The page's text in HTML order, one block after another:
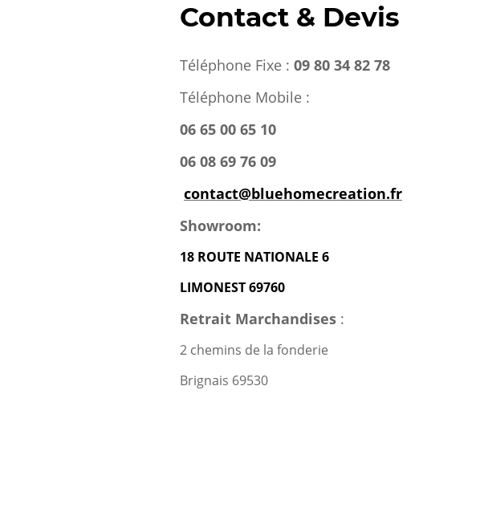
Contact & Devis
Téléphone Fixe : 09 80 34 82 78
Téléphone Mobile :
06 65 00 65 10
06 08 69 76 09
contact@bluehomecreation.fr
Showroom:
18 ROUTE NATIONALE 6
LIMONEST 69760
Retrait Marchandises :
2 chemins de la fonderie
Brignais 69530